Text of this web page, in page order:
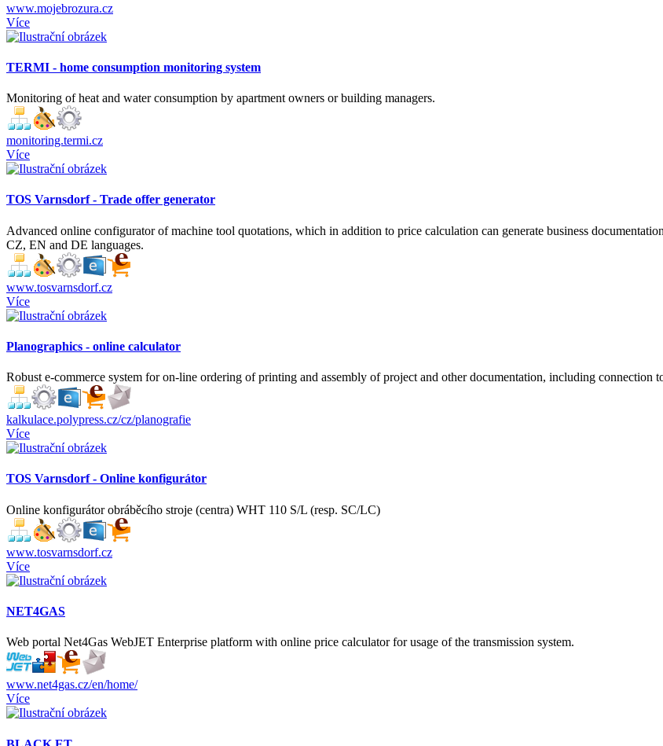
www.mojebrozura.cz
Více
TERMI - home consumption monitoring system
Monitoring of heat and water consumption by apartment owners or building managers.
monitoring.termi.cz
Více
TOS Varnsdorf - Trade offer generator
Advanced online configurator of machine tool quotations, which in addition to price calculation can generate business
CZ, EN and DE languages.
www.tosvarnsdorf.cz
Více
Planographics - online calculator
Robust e-commerce system for on-line ordering of printing and assembly of project and other documentation, including connection
kalkulace.polypress.cz/cz/planografie
Více
TOS Varnsdorf - Online konfigurátor
Online konfigurátor obráběcího stroje (centra) WHT 110 S/L (resp. SC/LC)
www.tosvarnsdorf.cz
Více
NET4GAS
Web portal Net4Gas WebJET Enterprise platform with online price calculator for usage of the transmission system.
www.net4gas.cz/en/home/
Více